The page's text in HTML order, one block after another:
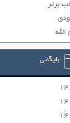
برتر
الله
بایگانی